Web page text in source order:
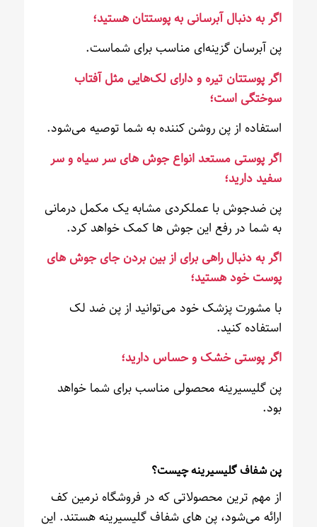
اگر به دنبال آبرسانی به پوستتان هستید؛
پن آبرسان گزینه‌ای مناسب برای شماست.
اگر پوستتان تیره و دارای لک‌هایی مثل آفتاب
سوختگی است؛
استفاده از پن روشن کننده به شما توصیه می‌شود.
اگر پوستی مستعد انواع جوش های سر سیاه و سر
سفید دارید؛
پن ضدجوش با عملکردی مشابه یک مکمل درمانی
به شما در رفع این جوش ها کمک خواهد کرد.
اگر به دنبال راهی برای از بین بردن جای جوش های
پوست خود هستید؛
با مشورت پزشک خود می‌توانید از پن ضد لک
استفاده کنید.
اگر پوستی خشک و حساس دارید؛
پن گلیسیرینه محصولی مناسب برای شما خواهد
بود.
پن شفاف گلیسیرینه چیست؟
از مهم ترین محصولاتی که در فروشگاه نرمین کف
ارائه می‌شود، پن های شفاف گلیسیرینه هستند. این